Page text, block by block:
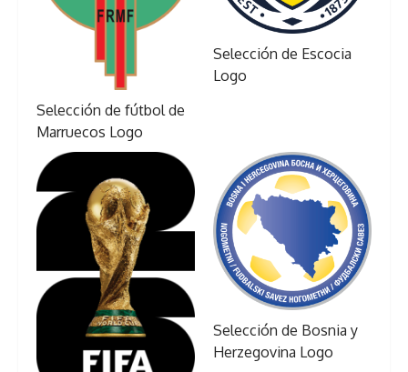
Selección de fútbol de
Marruecos Logo
Selección de Escocia
Logo
Selección de Bosnia y
Herzegovina Logo